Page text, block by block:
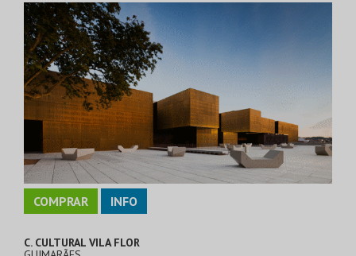
COMPRAR INFO
C. CULTURAL VILA FLOR